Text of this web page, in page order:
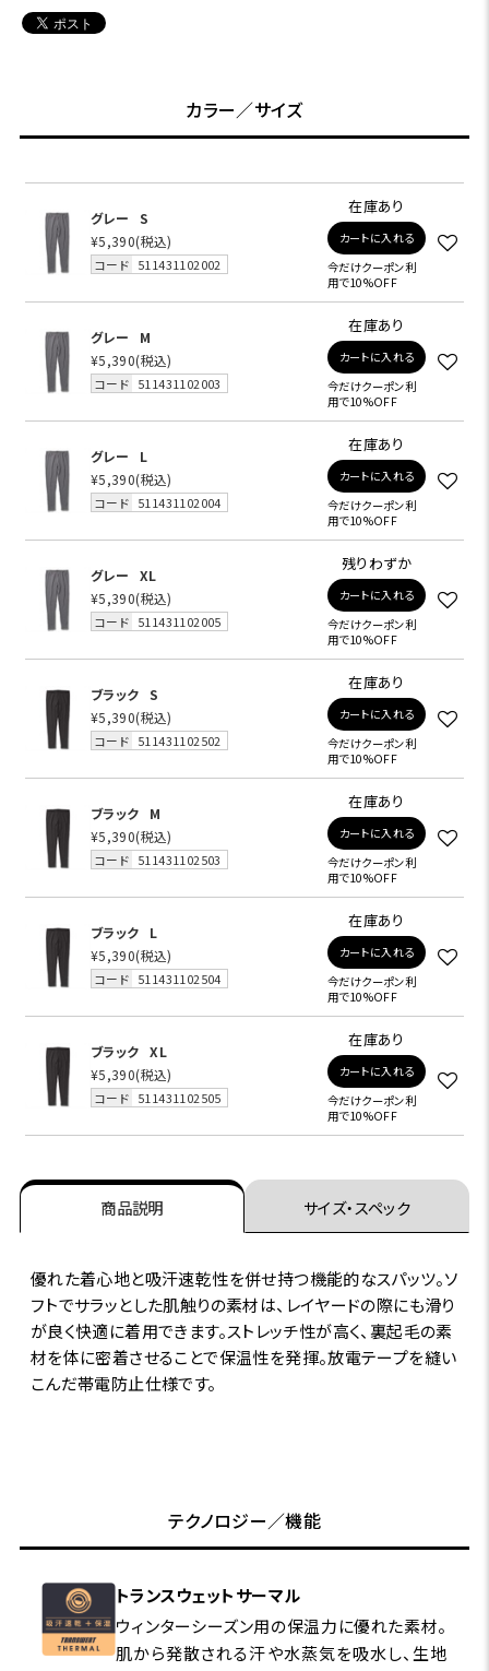
カラー／サイズ
グレー
S
¥5,390(税込)
コード 511431102002
在庫あり
カートに入れる
今だけクーポン利
用で10%OFF
グレー
M
¥5,390(税込)
コード 511431102003
在庫あり
カートに入れる
今だけクーポン利
用で10%OFF
グレー
L
¥5,390(税込)
コード 511431102004
在庫あり
カートに入れる
今だけクーポン利
用で10%OFF
グレー
XL
¥5,390(税込)
コード 511431102005
残りわずか
カートに入れる
今だけクーポン利
用で10%OFF
ブラック
S
¥5,390(税込)
コード 511431102502
在庫あり
カートに入れる
今だけクーポン利
用で10%OFF
ブラック
M
¥5,390(税込)
コード 511431102503
在庫あり
カートに入れる
今だけクーポン利
用で10%OFF
ブラック
L
¥5,390(税込)
コード 511431102504
在庫あり
カートに入れる
今だけクーポン利
用で10%OFF
ブラック
XL
¥5,390(税込)
コード 511431102505
在庫あり
カートに入れる
今だけクーポン利
用で10%OFF
商品説明 サイズ・スペック
優れた着心地と吸汗速乾性を併せ持つ機能的なスパッツ。ソ
フトでサラッとした肌触りの素材は、レイヤードの際にも滑り
が良く快適に着用できます。ストレッチ性が高く、裏起毛の素
材を体に密着させることで保温性を発揮。放電テープを縫い
こんだ帯電防止仕様です。
テクノロジー／機能
トランスウェットサーマル
ウィンターシーズン用の保温力に優れた素材。
肌から発散される汗や水蒸気を吸水し、生地